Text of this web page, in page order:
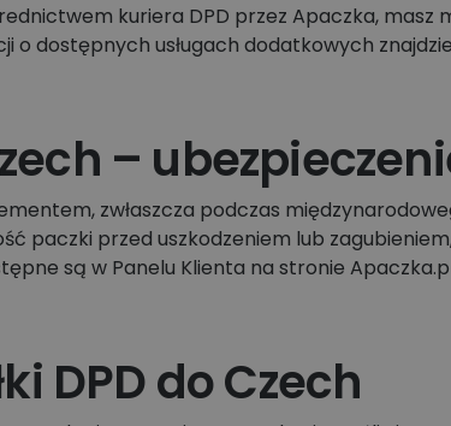
kuriera DPD przez Apaczka,
o dostępnych usługach dodatkowych
–
zwłaszcza podczas
paczki przed uszkodzeniem lub
są w Panelu Klienta na stronie
DPD do Czech